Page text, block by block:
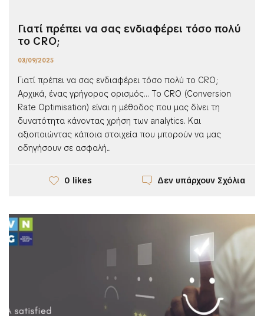
Γιατί πρέπει να σας ενδιαφέρει τόσο πολύ
το CRO;
03/09/2025
Γιατί πρέπει να σας ενδιαφέρει τόσο πολύ το CRO;
Αρχικά, ένας γρήγορος ορισμός… Το CRO (Conversion
Rate Optimisation) είναι η μέθοδος που μας δίνει τη
δυνατότητα κάνοντας χρήση των analytics. Και
αξιοποιώντας κάποια στοιχεία που μπορούν να μας
οδηγήσουν σε ασφαλή...
0 likes Δεν υπάρχουν Σχόλια